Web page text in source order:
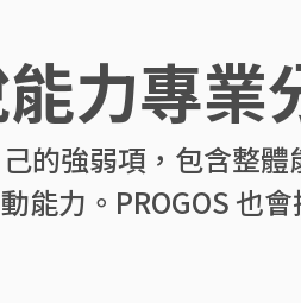
力專業
的強弱項，包含整
能力。PROGOS 也